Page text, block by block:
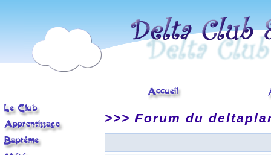
>>> Forum du